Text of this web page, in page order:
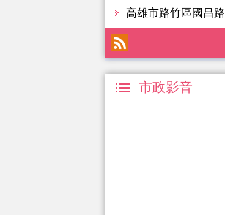
高雄市路竹區國昌
市政影音